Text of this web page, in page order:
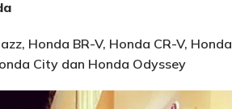
Honda BR-V, Honda CR-V, Honda
City dan Honda Odyssey